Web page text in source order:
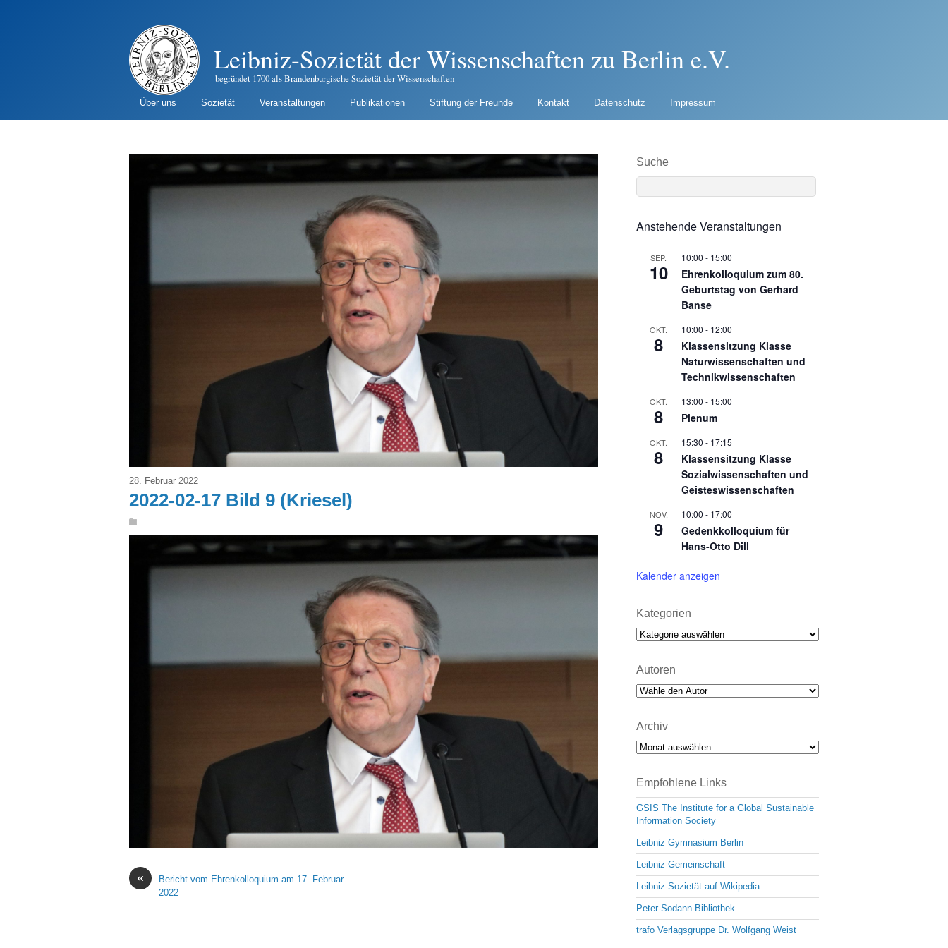
Leibniz-Sozietät der Wissenschaften zu Berlin e.V.
begründet 1700 als Brandenburgische Sozietät der Wissenschaften
Über uns Sozietät Veranstaltungen Publikationen Stiftung der Freunde Kontakt Datenschutz Impressum
28. Februar 2022
2022-02-17 Bild 9 (Kriesel)
«
Bericht vom Ehrenkolloquium am 17. Februar
2022
Suche
Anstehende Veranstaltungen
SEP.
10
10:00 - 15:00
Ehrenkolloquium zum 80.
Geburtstag von Gerhard
Banse
OKT.
8
10:00 - 12:00
Klassensitzung Klasse
Naturwissenschaften und
Technikwissenschaften
OKT.
8
13:00 - 15:00
Plenum
OKT.
8
15:30 - 17:15
Klassensitzung Klasse
Sozialwissenschaften und
Geisteswissenschaften
NOV.
9
10:00 - 17:00
Gedenkkolloquium für
Hans-Otto Dill
Kalender anzeigen
Kategorien
Kategorien
Autoren
Archiv
Archiv
Empfohlene Links
GSIS The Institute for a Global Sustainable
Information Society
Leibniz Gymnasium Berlin
Leibniz-Gemeinschaft
Leibniz-Sozietät auf Wikipedia
Peter-Sodann-Bibliothek
trafo Verlagsgruppe Dr. Wolfgang Weist